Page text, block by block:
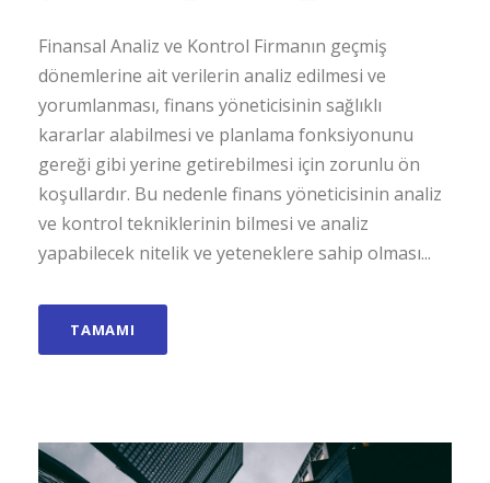
Finansal Analiz ve Kontrol Firmanın geçmiş
dönemlerine ait verilerin analiz edilmesi ve
yorumlanması, finans yöneticisinin sağlıklı
kararlar alabilmesi ve planlama fonksiyonunu
gereği gibi yerine getirebilmesi için zorunlu ön
koşullardır. Bu nedenle finans yöneticisinin analiz
ve kontrol tekniklerinin bilmesi ve analiz
yapabilecek nitelik ve yeteneklere sahip olması...
TAMAMI